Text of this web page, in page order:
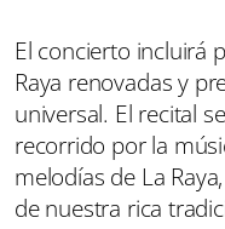
El concierto incluirá
Raya renovadas y
universal. El recital
recorrido por la
melodías de La
de nuestra rica